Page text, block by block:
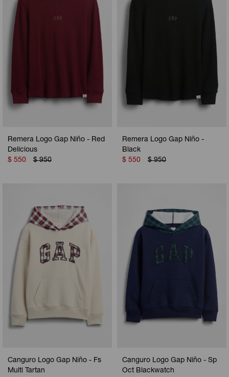
Remera Logo Gap Niño - Red
Delicious
$ 550 $ 950
Remera Logo Gap Niño -
Black
$ 550 $ 950
Canguro Logo Gap Niño - Fs
Multi Tartan
Canguro Logo Gap Niño - Sp
Oct Blackwatch
Camperas
Vestidos y polleras
Calzas
Camperas
Ropa interior
Camperas
Pijamas
Camperas